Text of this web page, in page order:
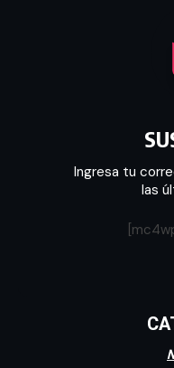
Ingresa tu
las